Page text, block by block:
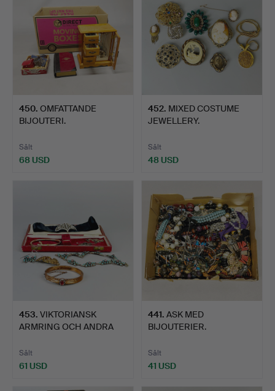
450. OMFATTANDE
BIJOUTERI.
Sålt
68 USD
452. MIXED COSTUME
JEWELLERY.
Sålt
48 USD
453. VIKTORIANSK
ARMRING OCH ANDRA
Sålt
61 USD
441. ASK MED
BIJOUTERIER.
Sålt
41 USD